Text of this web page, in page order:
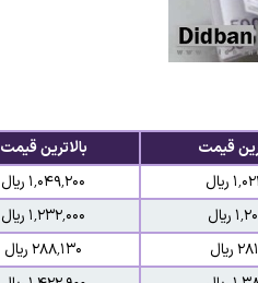
قیمت
بالاترین قیمت
ریال
۱٬۰۴۹٬۲۰۰ ریال
ریال
۱٬۲۳۲٬۰۰۰ ریال
۲۸۸٬۱۳۰ ریال